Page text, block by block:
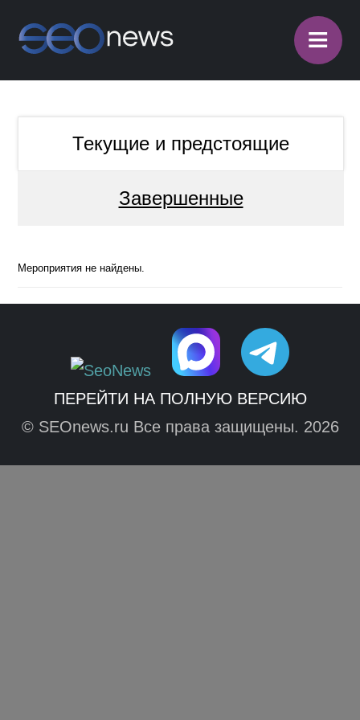
≡
Текущие и предстоящие
Завершенные
Мероприятия не найдены.
ПЕРЕЙТИ НА ПОЛНУЮ ВЕРСИЮ
© SEOnews.ru Все права защищены. 2026